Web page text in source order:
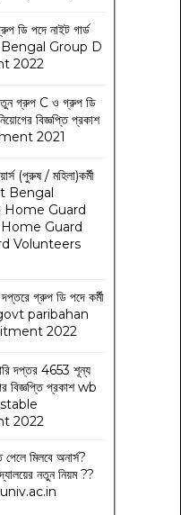
ডি পদে নাইট গার্ড
Bengal Group D
2022
গ্রুপ C ও গ্রুপ ডি
বিজ্ঞপ্তি প্রকাশ
2021
(পুরুষ / মহিলা)কর্মী
Bengal
Guard
Guard
Volunteers
গ্রুপ ডি পদে কর্মী
paribahan
2022
দপ্তর 4653 শূন্য
বিজ্ঞপ্তি প্রকাশ wb
2022
মিলবে অনার্স?
নতুন নিয়ম??